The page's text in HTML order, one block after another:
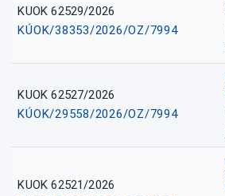
KUOK 62529/2026
KÚOK/38353/2026/OZ/7994
KUOK 62527/2026
KÚOK/29558/2026/OZ/7994
KUOK 62521/2026